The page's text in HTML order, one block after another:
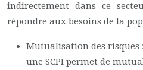
indirectement dans ce
répondre aux besoins de la
Mutualisation des risques
une SCPI permet de